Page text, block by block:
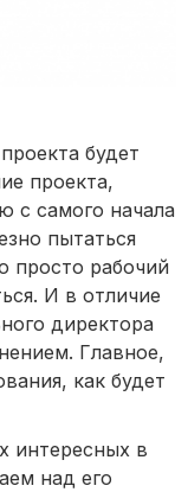
будет
проекта,
с самого начала
пытаться
просто рабочий
И в отличие
директора
Главное,
как будет
интересных в
над его